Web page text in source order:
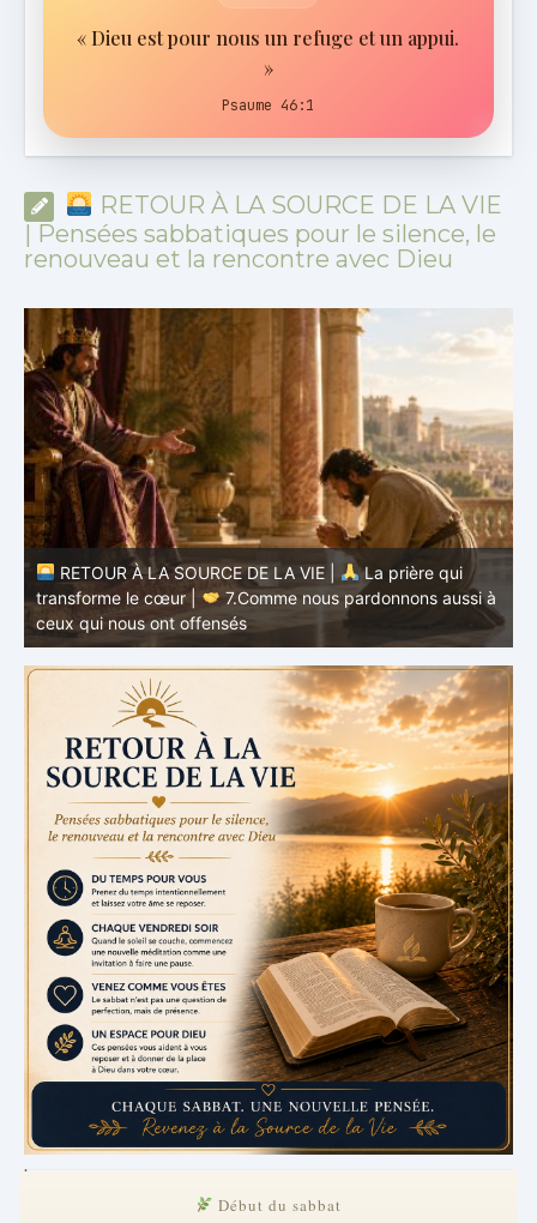
« Dieu est pour nous un refuge et un appui.
»
Psaume 46:1
RETOUR À LA SOURCE DE LA VIE
| Pensées sabbatiques pour le silence, le
renouveau et la rencontre avec Dieu
RETOUR À LA SOURCE DE LA VIE |
La prière qui
transforme le cœur |
7.Comme nous pardonnons aussi à
ceux qui nous ont offensés
.
Début du sabbat